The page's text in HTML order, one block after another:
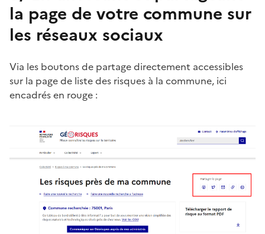
la page de votre commune sur
les réseaux sociaux
Via les boutons de partage directement accessibles
sur la page de liste des risques à la commune, ici
encadrés en rouge :